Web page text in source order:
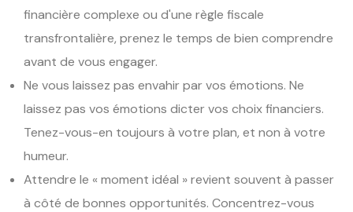
financière complexe ou d'une règle fiscale
transfrontalière, prenez le temps de bien comprendre
avant de vous engager.
Ne vous laissez pas envahir par vos émotions. Ne
laissez pas vos émotions dicter vos choix financiers.
Tenez-vous-en toujours à votre plan, et non à votre
humeur.
Attendre le « moment idéal » revient souvent à passer
à côté de bonnes opportunités. Concentrez-vous